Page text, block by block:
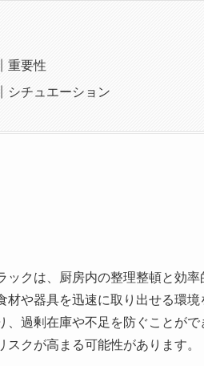
重要性
シチュエーション
ックは、厨房内の整理整頓と効
材や器具を迅速に取り出せる環
、過剰在庫や不足を防ぐことが
スクが高まる可能性があります。